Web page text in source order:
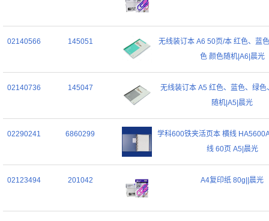
02140566 145051
无线装订本 A6 50页/本 红色、蓝
色 颜色随机|A6|晨光
02140736 145047
无线装订本 A5 红色、蓝色、绿色
随机|A5|晨光
02290241 6860299
学科600铁夹活页本 横线
线 60页 A5|晨光
02123494 201042 A4复印纸 80g||晨光